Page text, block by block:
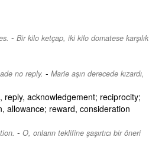
- Bir kilo ketçap, iki kilo domatese karşılık
no reply. - Marie aşırı derecede kızardı,
acknowledgement; reciprocity;
allowance; reward, consideration
- O, onların teklifine şaşırtıcı bir öneri